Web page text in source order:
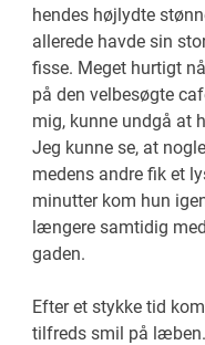
hendes højlydte
allerede havde sin
fisse. Meget hurtigt
på den velbesøgte
mig, kunne undgå at
Jeg kunne se, at
medens andre fik et
minutter kom hun
længere samtidig
gaden.
Efter et stykke tid
tilfreds smil på